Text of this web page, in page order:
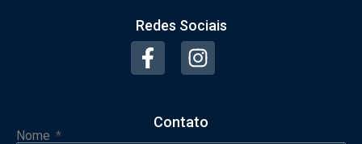
Redes Sociais
Contato
Nome